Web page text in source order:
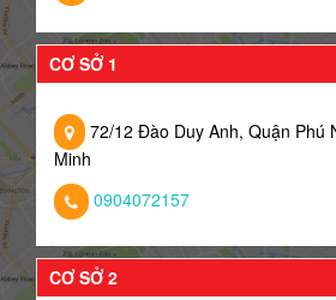
CƠ SỞ 1
72/12 Đào Duy Anh, Quận Phú
Minh
0904072157
CƠ SỞ 2